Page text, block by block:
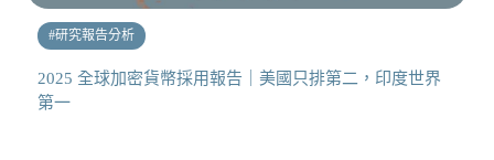
#研究報告分析
2025 全球加密貨幣採用報告｜美國只排第二，印度世界
第一